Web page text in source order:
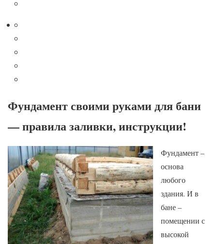
Фундамент своими руками для бани
— правила заливки, инструкции!
Фундамент –
основа
любого
здания. И в
бане –
помещении с
высокой